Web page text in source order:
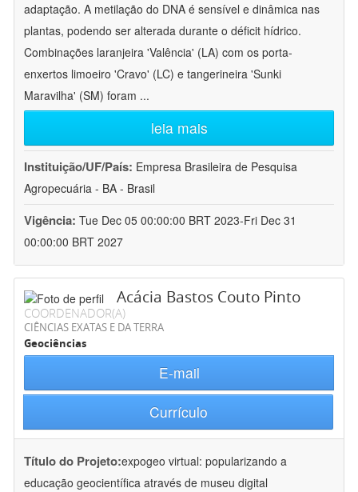
adaptação. A metilação do DNA é sensível e dinâmica nas
plantas, podendo ser alterada durante o déficit hídrico.
Combinações laranjeira 'Valência' (LA) com os porta-
enxertos limoeiro 'Cravo' (LC) e tangerineira 'Sunki
Maravilha' (SM) foram ...
leia mais
Instituição/UF/País: Empresa Brasileira de Pesquisa
Agropecuária - BA - Brasil
Vigência: Tue Dec 05 00:00:00 BRT 2023-Fri Dec 31
00:00:00 BRT 2027
Acácia Bastos Couto Pinto
COORDENADOR(A)
CIÊNCIAS EXATAS E DA TERRA
Geociências
E-mail
Currículo
Título do Projeto:expogeo virtual: popularizando a
educação geocientífica através de museu digital